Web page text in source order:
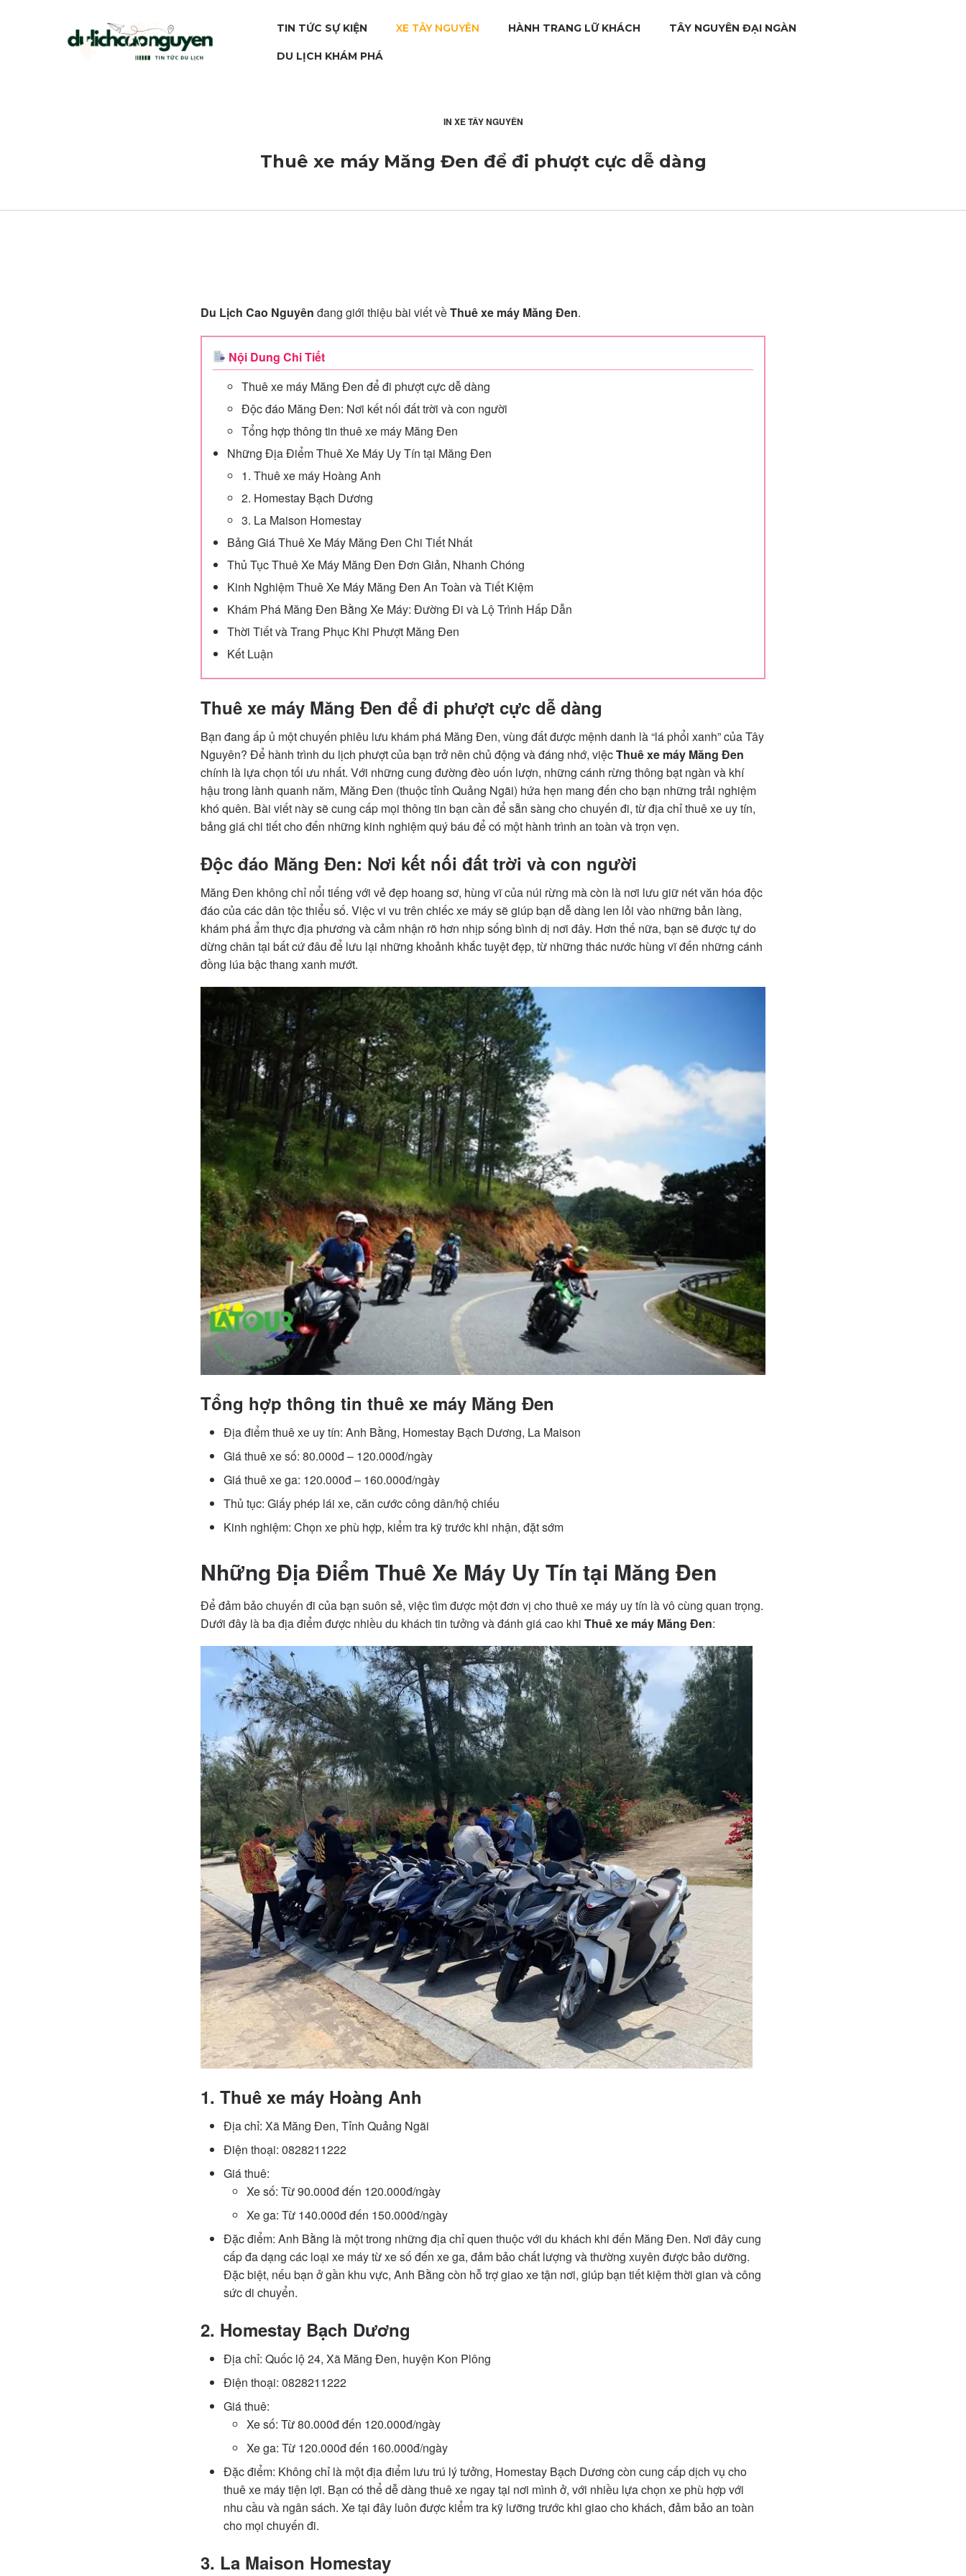
TIN TỨC SỰ KIỆN XE TÂY NGUYÊN HÀNH TRANG LỮ KHÁCH TÂY NGUYÊN ĐẠI NGÀN
DU LỊCH KHÁM PHÁ
IN XE TÂY NGUYÊN
Thuê xe máy Măng Đen để đi phượt cực dễ dàng
Du Lịch Cao Nguyên đang giới thiệu bài viết vềThuê xe máy Măng Đen.
Nội Dung Chi Tiết
Thuê xe máy Măng Đen để đi phượt cực dễ dàng
Độc đáo Măng Đen: Nơi kết nối đất trời và con người
Tổng hợp thông tin thuê xe máy Măng Đen
Những Địa Điểm Thuê Xe Máy Uy Tín tại Măng Đen
1. Thuê xe máy Hoàng Anh
2. Homestay Bạch Dương
3. La Maison Homestay
Bảng Giá Thuê Xe Máy Măng Đen Chi Tiết Nhất
Thủ Tục Thuê Xe Máy Măng Đen Đơn Giản, Nhanh Chóng
Kinh Nghiệm Thuê Xe Máy Măng Đen An Toàn và Tiết Kiệm
Khám Phá Măng Đen Bằng Xe Máy: Đường Đi và Lộ Trình Hấp Dẫn
Thời Tiết và Trang Phục Khi Phượt Măng Đen
Kết Luận
Thuê xe máy Măng Đen để đi phượt cực dễ dàng
Bạn đang ấp ủ một chuyến phiêu lưu khám phá Măng Đen, vùng đất được mệnh danh là “lá phổi xanh” của Tây
Nguyên? Để hành trình du lịch phượt của bạn trở nên chủ động và đáng nhớ, việcThuê xe máy Măng Đen
chính là lựa chọn tối ưu nhất. Với những cung đường đèo uốn lượn, những cánh rừng thông bạt ngàn và khí
hậu trong lành quanh năm, Măng Đen (thuộc tỉnh Quảng Ngãi) hứa hẹn mang đến cho bạn những trải nghiệm
khó quên. Bài viết này sẽ cung cấp mọi thông tin bạn cần để sẵn sàng cho chuyến đi, từ địa chỉ thuê xe uy tín,
bảng giá chi tiết cho đến những kinh nghiệm quý báu để có một hành trình an toàn và trọn vẹn.
Độc đáo Măng Đen: Nơi kết nối đất trời và con người
Măng Đen không chỉ nổi tiếng với vẻ đẹp hoang sơ, hùng vĩ của núi rừng mà còn là nơi lưu giữ nét văn hóa độc
đáo của các dân tộc thiểu số. Việc vi vu trên chiếc xe máy sẽ giúp bạn dễ dàng len lỏi vào những bản làng,
khám phá ẩm thực địa phương và cảm nhận rõ hơn nhịp sống bình dị nơi đây. Hơn thế nữa, bạn sẽ được tự do
dừng chân tại bất cứ đâu để lưu lại những khoảnh khắc tuyệt đẹp, từ những thác nước hùng vĩ đến những cánh
đồng lúa bậc thang xanh mướt.
Tổng hợp thông tin thuê xe máy Măng Đen
Địa điểm thuê xe uy tín: Anh Bằng, Homestay Bạch Dương, La Maison
Giá thuê xe số: 80.000đ – 120.000đ/ngày
Giá thuê xe ga: 120.000đ – 160.000đ/ngày
Thủ tục: Giấy phép lái xe, căn cước công dân/hộ chiếu
Kinh nghiệm: Chọn xe phù hợp, kiểm tra kỹ trước khi nhận, đặt sớm
Những Địa Điểm Thuê Xe Máy Uy Tín tại Măng Đen
Để đảm bảo chuyến đi của bạn suôn sẻ, việc tìm được một đơn vị cho thuê xe máy uy tín là vô cùng quan trọng.
Dưới đây là ba địa điểm được nhiều du khách tin tưởng và đánh giá cao khiThuê xe máy Măng Đen:
1. Thuê xe máy Hoàng Anh
Địa chỉ: Xã Măng Đen, Tỉnh Quảng Ngãi
Điện thoại: 0828211222
Giá thuê:
Xe số: Từ 90.000đ đến 120.000đ/ngày
Xe ga: Từ 140.000đ đến 150.000đ/ngày
Đặc điểm: Anh Bằng là một trong những địa chỉ quen thuộc với du khách khi đến Măng Đen. Nơi đây cung
cấp đa dạng các loại xe máy từ xe số đến xe ga, đảm bảo chất lượng và thường xuyên được bảo dưỡng.
Đặc biệt, nếu bạn ở gần khu vực, Anh Bằng còn hỗ trợ giao xe tận nơi, giúp bạn tiết kiệm thời gian và công
sức di chuyển.
2. Homestay Bạch Dương
Địa chỉ: Quốc lộ 24, Xã Măng Đen, huyện Kon Plông
Điện thoại: 0828211222
Giá thuê:
Xe số: Từ 80.000đ đến 120.000đ/ngày
Xe ga: Từ 120.000đ đến 160.000đ/ngày
Đặc điểm: Không chỉ là một địa điểm lưu trú lý tưởng, Homestay Bạch Dương còn cung cấp dịch vụ cho
thuê xe máy tiện lợi. Bạn có thể dễ dàng thuê xe ngay tại nơi mình ở, với nhiều lựa chọn xe phù hợp với
nhu cầu và ngân sách. Xe tại đây luôn được kiểm tra kỹ lưỡng trước khi giao cho khách, đảm bảo an toàn
cho mọi chuyến đi.
3. La Maison Homestay